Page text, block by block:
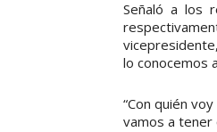
Señaló a los
lo conocemos
“Con quién
vamos a tener